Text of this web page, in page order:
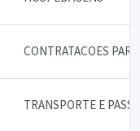
CONTRATACOES
TRANSPORTE E